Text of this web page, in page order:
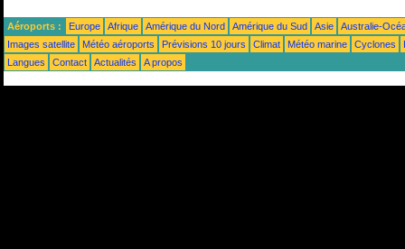
Aéroports : Europe Afrique Amérique du Nord Amérique du Sud Asie
Australie-
Images satellite
Météo aéroports Prévisions 10 jours Climat Météo marine Cyclones
Langues
Contact Actualités A propos